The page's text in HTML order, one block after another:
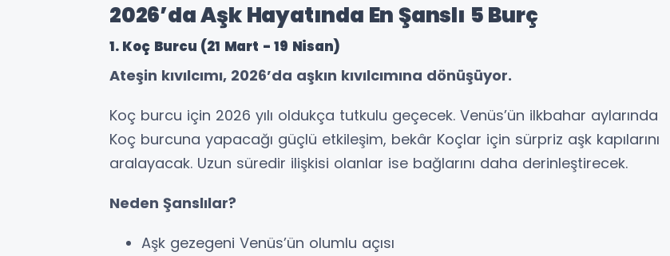
2026’da Aşk Hayatında En Şanslı 5 Burç
1. Koç Burcu (21 Mart - 19 Nisan)
Ateşin kıvılcımı, 2026’da aşkın kıvılcımına dönüşüyor.
Koç burcu için 2026 yılı oldukça tutkulu geçecek. Venüs’ün ilkbahar aylarında
Koç burcuna yapacağı güçlü etkileşim, bekâr Koçlar için sürpriz aşk kapılarını
aralayacak. Uzun süredir ilişkisi olanlar ise bağlarını daha derinleştirecek.
Neden Şanslılar?
Aşk gezegeni Venüs’ün olumlu açısı